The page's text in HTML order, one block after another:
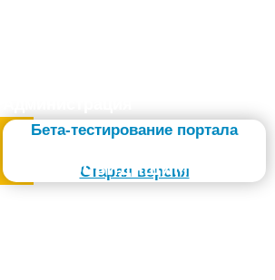
Бета-тестирование портала
Старая версия
Слабовидящим